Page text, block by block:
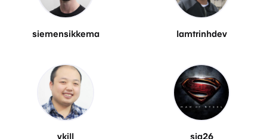
siemensikkema lamtrinhdev
vkill sja26